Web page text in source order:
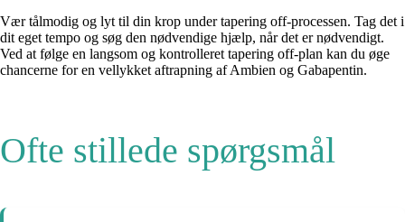
Vær tålmodig og lyt til din krop under tapering off-processen. Tag det i
dit eget tempo og søg den nødvendige hjælp, når det er nødvendigt.
Ved at følge en langsom og kontrolleret tapering off-plan kan du øge
chancerne for en vellykket aftrapning af Ambien og Gabapentin.
Ofte stillede spørgsmål